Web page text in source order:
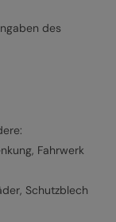
des
Fahrwerk
Schutzblech